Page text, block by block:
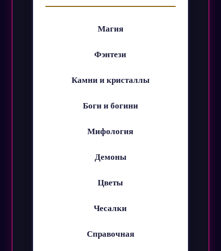
Магия
Фэнтези
Камни и кристаллы
Боги и богини
Мифология
Демоны
Цветы
Чесалки
Справочная